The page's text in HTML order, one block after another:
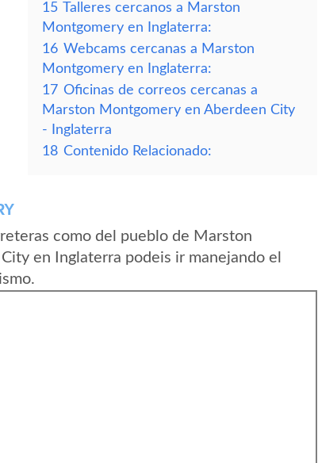
15 Talleres cercanos a Marston
Montgomery en Inglaterra:
16 Webcams cercanas a Marston
Montgomery en Inglaterra:
17 Oficinas de correos cercanas a
Marston Montgomery en Aberdeen City
- Inglaterra
18 Contenido Relacionado:
como del pueblo de Marston
en Inglaterra podeis ir manejando el